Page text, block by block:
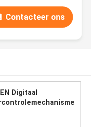
Contacteer ons
Digitaal